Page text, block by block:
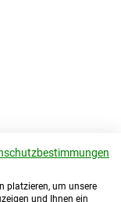
platzieren, um unsere
und Ihnen ein